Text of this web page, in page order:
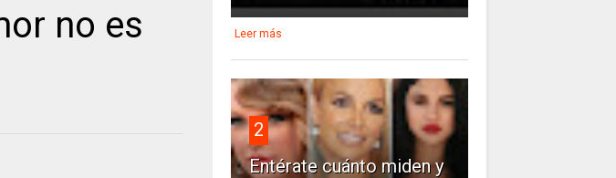
no es
Leer más
2
Entérate cuánto miden y